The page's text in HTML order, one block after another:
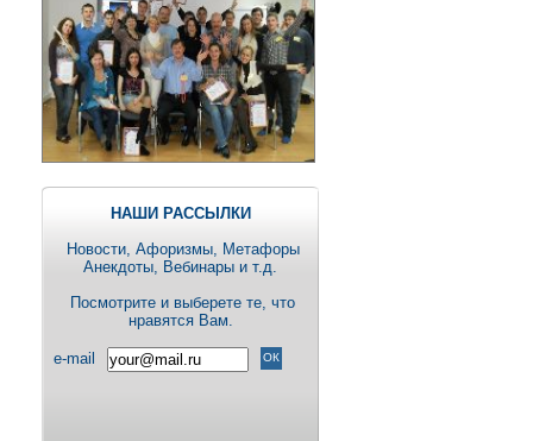
НАШИ РАССЫЛКИ
Новости, Aфоризмы, Метафоры
Анекдоты, Вебинары и т.д.
Посмотрите и выберете те, что
нравятся Вам.
e-mail